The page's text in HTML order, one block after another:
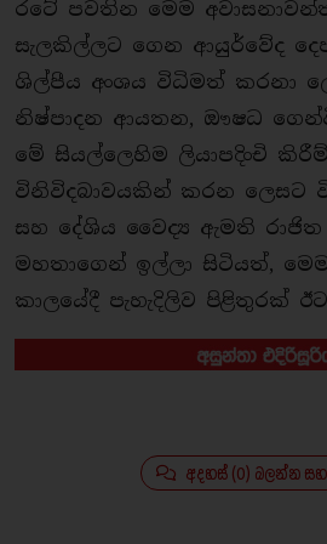
රටේ පවතින මෙම
සැලකිල්ලට ගෙන ආයුර්වේද
ශිල්පීය අංශය විධිමත් කරනා
නිෂ්පාදන ආයතන, ඖෂධ
මේ සියල්ලෙහිම ලියාපදිංචි
විනිවිදබාවයකින් කරන ලෙසට
සහ දේශිය වෛද්‍ය ඇමති රාජිත
මහතාගෙන් ඉල්ලා සිටියත්,
කාලයේදී පැහැදිලිව පිළිතුරක්
අදහස් (0) බලන්න